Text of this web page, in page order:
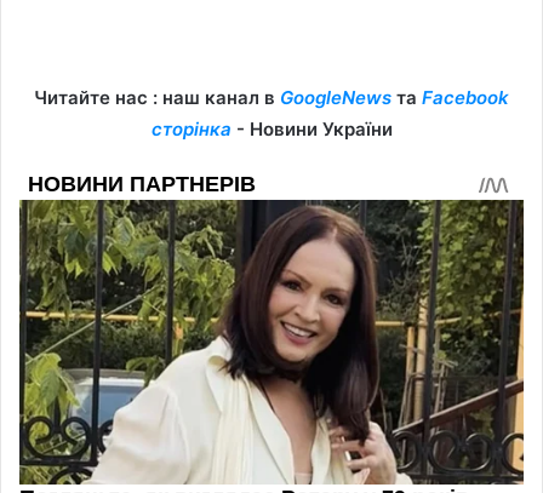
Читайте нас : наш канал в GoogleNews та Facebook
сторінка - Новини України